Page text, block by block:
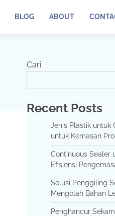
BLOG ABOUT
Cari
Recent Posts
Jenis Plastik untuk
untuk Kemasan
Continuous Sealer
Efisiensi
Solusi Penggiling
Mengolah Bahan
Penghancur